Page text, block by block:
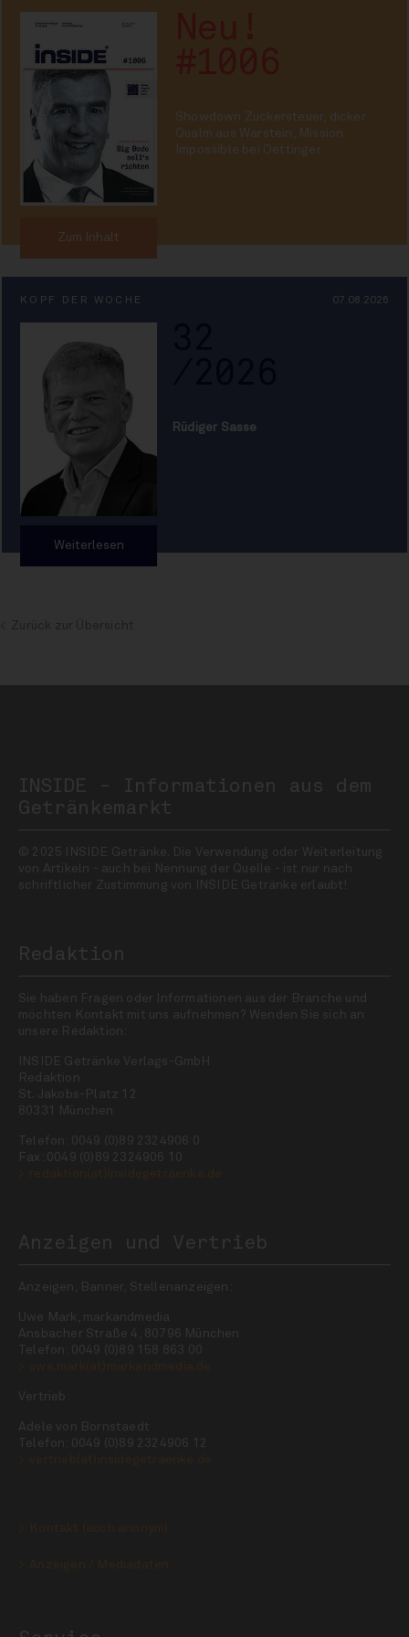
Showdown Zuckersteuer, dicker
Qualm aus Warstein, Mission
Impossible bei Oettinger
Zum Inhalt
KOPF DER WOCHE 07.08.2026
Rüdiger Sasse
Weiterlesen
INSIDE - Informationen aus dem
Getränkemarkt
© 2025 INSIDE Getränke. Die Verwendung oder Weiterleitung
von Artikeln - auch bei Nennung der Quelle - ist nur nach
schriftlicher Zustimmung von INSIDE Getränke erlaubt!
Redaktion
Sie haben Fragen oder Informationen aus der Branche und
möchten Kontakt mit uns aufnehmen? Wenden Sie sich an
unsere Redaktion:
INSIDE Getränke Verlags-GmbH
Redaktion
St. Jakobs-Platz 12
80331 München
Telefon: 0049 (0)89 2324906 0
Fax: 0049 (0)89 2324906 10
Anzeigen und Vertrieb
Anzeigen, Banner, Stellenanzeigen:
Uwe Mark, markandmedia
Ansbacher Straße 4, 80796 München
Telefon: 0049 (0)89 158 863 00
Vertrieb:
Adele von Bornstaedt
Telefon: 0049 (0)89 2324906 12